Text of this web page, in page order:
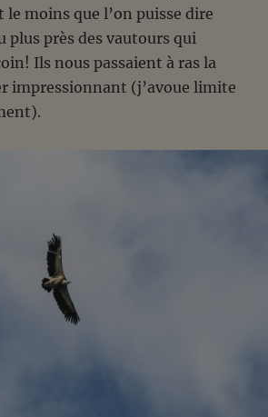
moins que l’on puisse dire
plus près des vautours qui
Ils nous passaient à ras la
impressionnant (j’avoue limite